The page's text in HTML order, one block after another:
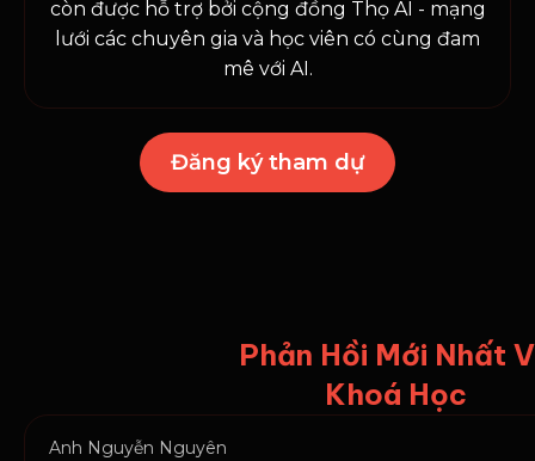
còn được hỗ trợ bởi cộng đồng Thọ AI - mạng
lưới các chuyên gia và học viên có cùng đam
mê với AI.
Đăng ký tham dự
Phản Hồi Mới Nhất
Khoá Học
Anh Nguyễn Nguyên